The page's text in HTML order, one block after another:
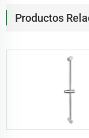
Productos